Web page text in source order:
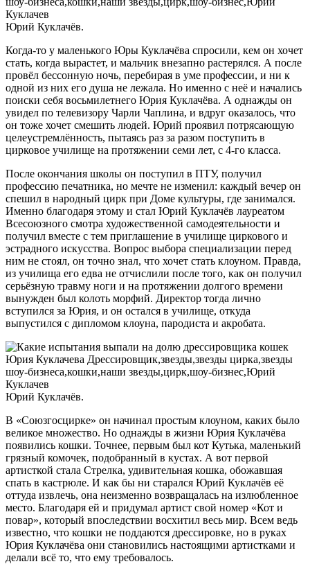
Юрий Куклачёв.
Когда-то у маленького Юры Куклачёва спросили, кем он хочет
стать, когда вырастет, и мальчик внезапно растерялся. А после
провёл бессонную ночь, перебирая в уме профессии, и ни к
одной из них его душа не лежала. Но именно с неё и начались
поиски себя восьмилетнего Юрия Куклачёва. А однажды он
увидел по телевизору Чарли Чаплина, и вдруг оказалось, что
он тоже хочет смешить людей. Юрий проявил потрясающую
целеустремлённость, пытаясь раз за разом поступить в
цирковое училище на протяжении семи лет, с 4-го класса.
После окончания школы он поступил в ПТУ, получил
профессию печатника, но мечте не изменил: каждый вечер он
спешил в народный цирк при Доме культуры, где занимался.
Именно благодаря этому и стал Юрий Куклачёв лауреатом
Всесоюзного смотра художественной самодеятельности и
получил вместе с тем приглашение в училище циркового и
эстрадного искусства. Вопрос выбора специализации перед
ним не стоял, он точно знал, что хочет стать клоуном. Правда,
из училища его едва не отчислили после того, как он получил
серьёзную травму ноги и на протяжении долгого времени
вынужден был колоть морфий. Директор тогда лично
вступился за Юрия, и он остался в училище, откуда
выпустился с дипломом клоуна, пародиста и акробата.
Юрий Куклачёв.
В «Союзгосцирке» он начинал простым клоуном, каких было
великое множество. Но однажды в жизни Юрия Куклачёва
появились кошки. Точнее, первым был кот Кутька, маленький
грязный комочек, подобранный в кустах. А вот первой
артисткой стала Стрелка, удивительная кошка, обожавшая
спать в кастрюле. И как бы ни старался Юрий Куклачёв её
оттуда извлечь, она неизменно возвращалась на излюбленное
место. Благодаря ей и придумал артист свой номер «Кот и
повар», который впоследствии восхитил весь мир. Всем ведь
известно, что кошки не поддаются дрессировке, но в руках
Юрия Куклачёва они становились настоящими артистками и
делали всё то, что ему требовалось.